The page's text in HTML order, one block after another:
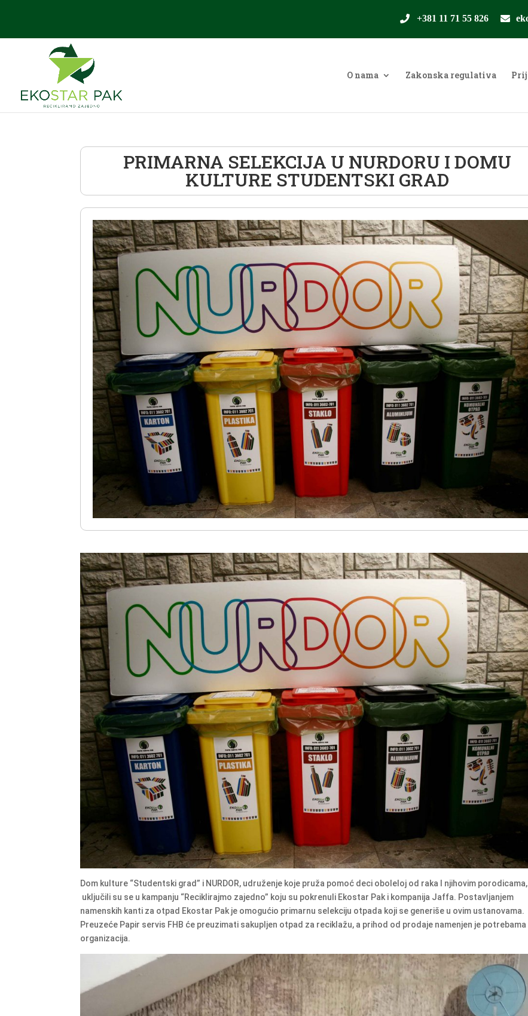
+381 11 71 55 826
O nama Zakonska regulativa
PRIMARNA SELEKCIJA U NURDORU I DOMU
KULTURE STUDENTSKI GRAD
Dom kulture “Studentski grad” i NURDOR, udruženje koje pruža pomoć deci oboleloj od raka I njihovim porodicama,
uključili su se u kampanju “Reciklirajmo zajedno” koju su pokrenuli Ekostar Pak i kompanija Jaffa. Postavljanjem
namenskih kanti za otpad Ekostar Pak je omogućio primarnu selekciju otpada koji se generiše u ovim ustanovama.
Preuzeće Papir servis FHB će preuzimati sakupljen otpad za reciklažu, a prihod od prodaje namenjen je potrebama
organizacija.